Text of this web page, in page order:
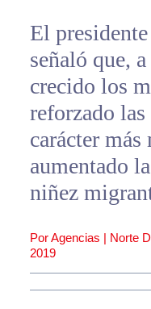
El
señaló que,
crecido los
reforzado
carácter
aumentado
niñez
Por Agencias | Norte
2019